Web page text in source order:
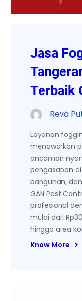
Jasa
Terbaik
Reva
Layanan
menawarkan
ancaman
pengasapan
bangunan,
GAN Pest
profesional
mulai dari
hingga area
Know More